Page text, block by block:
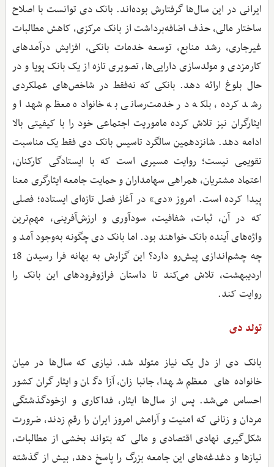
ایرانی در این سال‌ها گرفتارش بوده‌اند. بانک دی توانست با اصلاح
ساختار مالی، حذف اضافه‌برداشت از بانک مرکزی، کاهش مطالبات
غیرجاری، رشد منابع، توسعه خدمات بانکی، افزایش درآمدهای
کارمزدی و مولدسازی دارایی‌ها، تصویری تازه از یک بانک پویا و در
حال بلوغ ارائه دهد. بانکی که نه‌فقط در شاخص‌های عملکردی
رشد کرده، بلکه در خدمت‌رسانی به خانواده معظم شهدا و
ایثارگران نیز تلاش کرده ماموریت اجتماعی خود را با کیفیتی بالا
ادامه دهد. شانزدهمین سالگرد تاسیس بانک دی فقط یک مناسبت
تقویمی نیست؛ روایت مسیری است که با ایستادگی کارکنان،
اعتماد مشتریان، همراهی سهامداران و حمایت جامعه ایثارگری معنا
پیدا کرده است. امروز «دی» در آغاز فصل تازه‌ای ایستاده؛ فصلی
که در آن، ثبات، شفافیت، سودآوری و ارزش‌آفرینی، مهم‌ترین
واژه‌های آینده بانک خواهند بود. اما بانک دی چگونه به‌وجود آمد و
چه چشم‌اندازی پیش‌رو دارد؟ این گزارش به بهانه فرا رسیدن 18
اردیبهشت، تلاش می‌کند تا داستان فراز‌و‌فرودهای این بانک را
روایت کند.
تولد دی
بانک دی از دل یک نیاز متولد شد. نیازی که سال‌ها در میان
خانواده‌های معظم شهدا، جانبازان، آزادگان و ایثارگران کشور
احساس می‌شد. پس از سال‌ها ایثار، فداکاری و ازخودگذشتگی
مردان و زنانی که امنیت و آرامش امروز ایران را رقم زدند، ضرورت
شکل‌گیری نهادی اقتصادی و مالی که بتواند بخشی از مطالبات،
نیازها و دغدغه‌های این جامعه بزرگ را پاسخ دهد، بیش از گذشته